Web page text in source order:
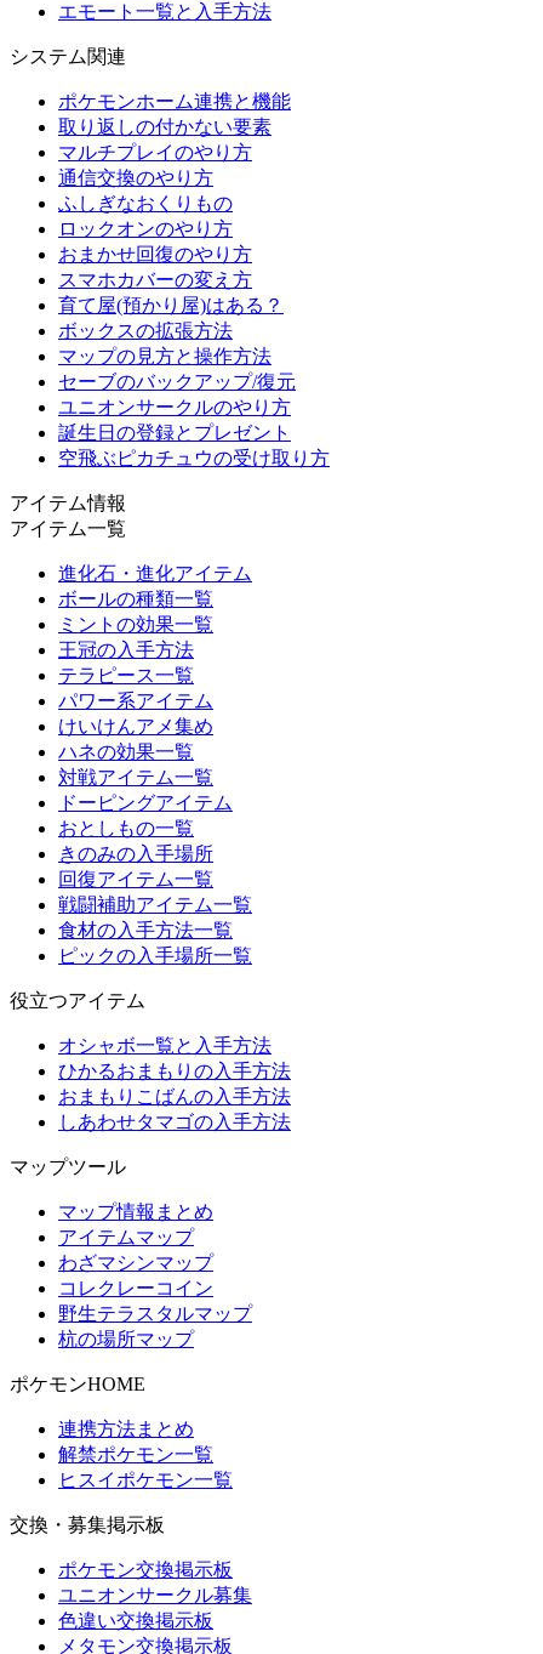
エモート一覧と入手方法
システム関連
ポケモンホーム連携と機能
取り返しの付かない要素
マルチプレイのやり方
通信交換のやり方
ふしぎなおくりもの
ロックオンのやり方
おまかせ回復のやり方
スマホカバーの変え方
育て屋(預かり屋)はある？
ボックスの拡張方法
マップの見方と操作方法
セーブのバックアップ/復元
ユニオンサークルのやり方
誕生日の登録とプレゼント
空飛ぶピカチュウの受け取り方
アイテム情報
アイテム一覧
進化石・進化アイテム
ボールの種類一覧
ミントの効果一覧
王冠の入手方法
テラピース一覧
パワー系アイテム
けいけんアメ集め
ハネの効果一覧
対戦アイテム一覧
ドーピングアイテム
おとしもの一覧
きのみの入手場所
回復アイテム一覧
戦闘補助アイテム一覧
食材の入手方法一覧
ピックの入手場所一覧
役立つアイテム
オシャボ一覧と入手方法
ひかるおまもりの入手方法
おまもりこばんの入手方法
しあわせタマゴの入手方法
マップツール
マップ情報まとめ
アイテムマップ
わざマシンマップ
コレクレーコイン
野生テラスタルマップ
杭の場所マップ
ポケモンHOME
連携方法まとめ
解禁ポケモン一覧
ヒスイポケモン一覧
交換・募集掲示板
ポケモン交換掲示板
ユニオンサークル募集
色違い交換掲示板
メタモン交換掲示板